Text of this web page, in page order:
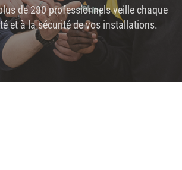
de 280 professionnels veille chaque
et à la sécurité de vos installations.